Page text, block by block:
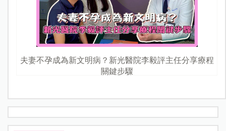
夫妻不孕成為新文明病？新光醫院李毅評主任分享療程
關鍵步驟